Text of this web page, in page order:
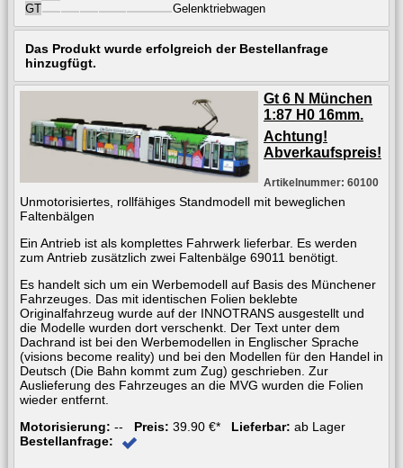
GT
Gelenktriebwagen
Das Produkt wurde erfolgreich der Bestellanfrage
hinzugfügt.
Gt 6 N München
1:87 H0 16mm.
Achtung!
Abverkaufspreis!
Artikelnummer: 60100
Unmotorisiertes, rollfähiges Standmodell mit beweglichen
Faltenbälgen
Ein Antrieb ist als komplettes Fahrwerk lieferbar. Es werden
zum Antrieb zusätzlich zwei Faltenbälge 69011 benötigt.
Es handelt sich um ein Werbemodell auf Basis des Münchener
Fahrzeuges. Das mit identischen Folien beklebte
Originalfahrzeug wurde auf der INNOTRANS ausgestellt und
die Modelle wurden dort verschenkt. Der Text unter dem
Dachrand ist bei den Werbemodellen in Englischer Sprache
(visions become reality) und bei den Modellen für den Handel in
Deutsch (Die Bahn kommt zum Zug) geschrieben. Zur
Auslieferung des Fahrzeuges an die MVG wurden die Folien
wieder entfernt.
Motorisierung: -- Preis: 39.90 €* Lieferbar: ab Lager
Bestellanfrage: